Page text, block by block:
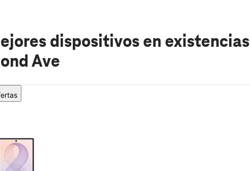
dispositivos en existencias
Ave